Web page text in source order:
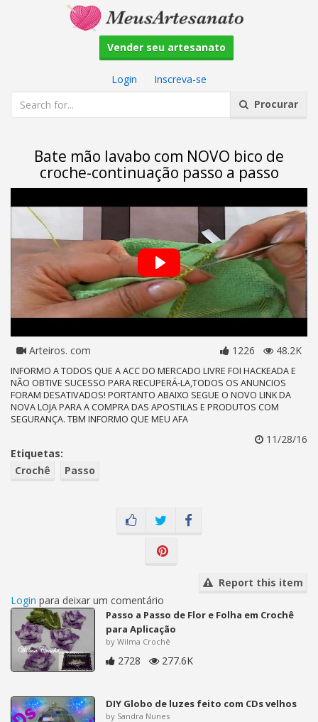
Vender seu artesanato
Login
Inscreva-se
Procurar
Bate mão lavabo com NOVO bico de
croche-continuação passo a passo
Arteiros. com 1226 48.2K
INFORMO A TODOS QUE A ACC DO MERCADO LIVRE FOI HACKEADA E
NÃO OBTIVE SUCESSO PARA RECUPERÁ-LA,TODOS OS ANUNCIOS
FORAM DESATIVADOS! PORTANTO ABAIXO SEGUE O NOVO LINK DA
NOVA LOJA PARA A COMPRA DAS APOSTILAS E PRODUTOS COM
SEGURANÇA. TBM INFORMO QUE MEU AFA
11/28/16
Etiquetas:
Crochê
Passo
Report this item
Login para deixar um comentário
Passo a Passo de Flor e Folha em Crochê
para Aplicação
by Wilma Crochê
2728 277.6K
DIY Globo de luzes feito com CDs velhos
by Sandra Nunes